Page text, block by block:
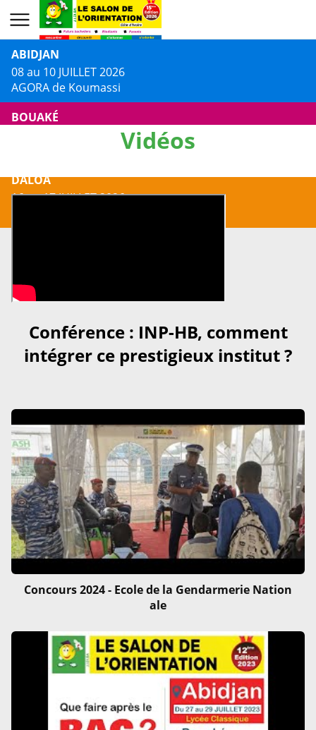
ABIDJAN
08 au 10 JUILLET 2026
AGORA de Koumassi
BOUAKÉ
13 au 14 JUILLET 2026
Centre Culturel Jacques AKA
DALOA
16 au 17 JUILLET 2026
Vidéos
Conférence : INP-HB, comment
intégrer ce prestigieux institut ?
Concours 2024 - Ecole de la Gendarmerie Nation
ale